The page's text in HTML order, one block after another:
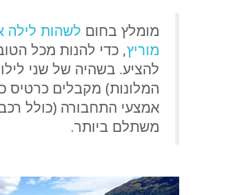
מומלץ בחום לשהות לילה
מוריץ, כדי להנות מכל
להציע. בשהיה של שני
המלונות) מקבלים כרטיס
אמצעי התחבורה (כולל
משתלם ביותר.